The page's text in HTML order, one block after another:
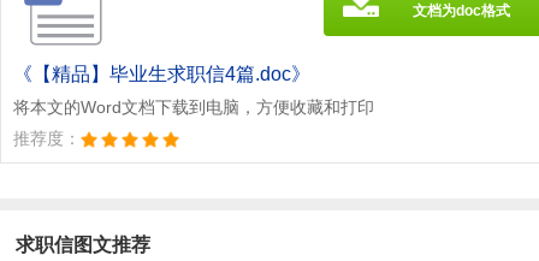
《【精品】毕业生求职信4篇.doc》
将本文的Word文档下载到电脑，方便收藏和打印
推荐度：
文档为doc格式
求职信图文推荐